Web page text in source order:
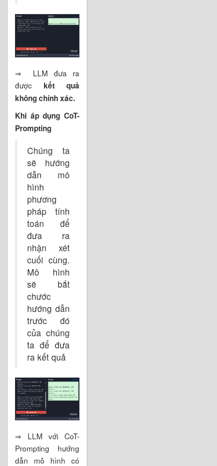
⇒ LLM đưa ra
được kết quả
không chính xác.
Khi áp dụng CoT-
Prompting
Chúng ta
sẽ hướng
dẫn mô
hình
phương
pháp tính
toán để
đưa ra
nhận xét
cuối cùng.
Mô hình
sẽ bắt
chước
hướng dẫn
trước đó
của chúng
ta để đưa
ra kết quả
⇒ LLM với CoT-
Prompting hướng
dẫn mô hình có